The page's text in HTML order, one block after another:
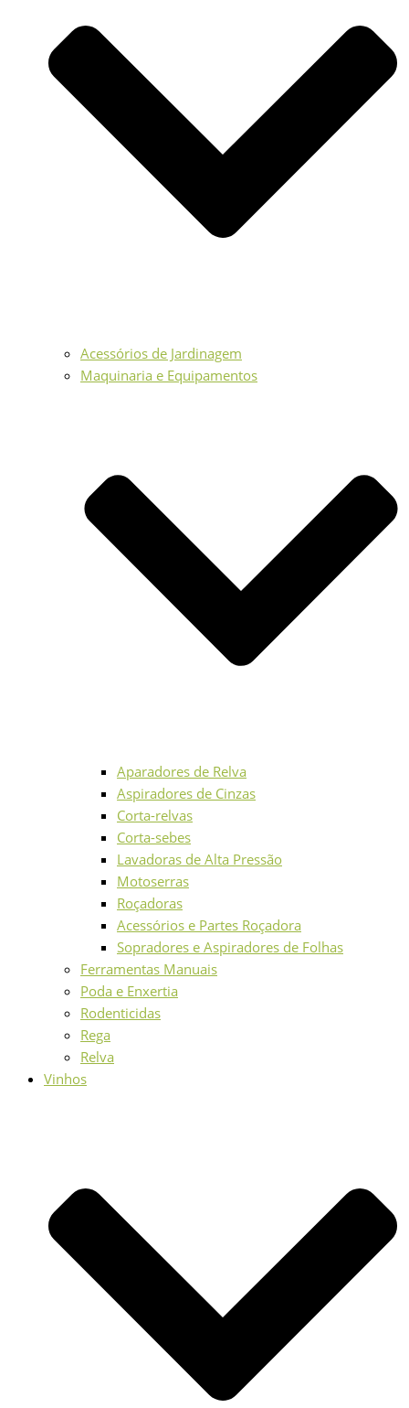
Acessórios de Jardinagem
Maquinaria e Equipamentos
Aparadores de Relva
Aspiradores de Cinzas
Corta-relvas
Corta-sebes
Lavadoras de Alta Pressão
Motoserras
Roçadoras
Acessórios e Partes Roçadora
Sopradores e Aspiradores de Folhas
Ferramentas Manuais
Poda e Enxertia
Rodenticidas
Rega
Relva
Vinhos